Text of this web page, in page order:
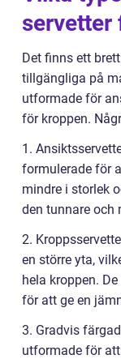
servetter
Det finns ett
tillgängliga på
utformade för
för kroppen.
1.
formulerade för
mindre i storlek
den tunnare och
2.
en större yta,
hela kroppen.
för att ge en
3. Gradvis
utformade för